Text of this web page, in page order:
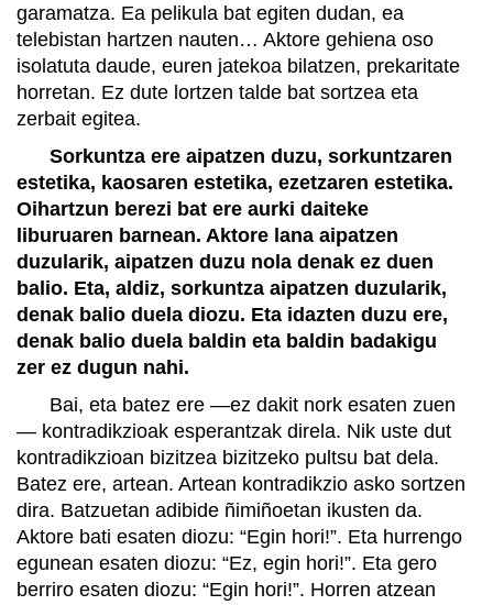
garamatza. Ea pelikula bat egiten dudan, ea
telebistan hartzen nauten… Aktore gehiena oso
isolatuta daude, euren jatekoa bilatzen, prekaritate
horretan. Ez dute lortzen talde bat sortzea eta
zerbait egitea.
Sorkuntza ere aipatzen duzu, sorkuntzaren
estetika, kaosaren estetika, ezetzaren estetika.
Oihartzun berezi bat ere aurki daiteke
liburuaren barnean. Aktore lana aipatzen
duzularik, aipatzen duzu nola denak ez duen
balio. Eta, aldiz, sorkuntza aipatzen duzularik,
denak balio duela diozu. Eta idazten duzu ere,
denak balio duela baldin eta baldin badakigu
zer ez dugun nahi.
Bai, eta batez ere —ez dakit nork esaten zuen
— kontradikzioak esperantzak direla. Nik uste dut
kontradikzioan bizitzea bizitzeko pultsu bat dela.
Batez ere, artean. Artean kontradikzio asko sortzen
dira. Batzuetan adibide ñimiñoetan ikusten da.
Aktore bati esaten diozu: “Egin hori!”. Eta hurrengo
egunean esaten diozu: “Ez, egin hori!”. Eta gero
berriro esaten diozu: “Egin hori!”. Horren atzean